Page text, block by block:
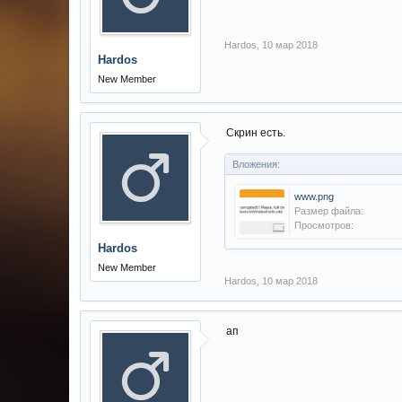
Hardos
New Member
Hardos 10 мар 2018
Hardos
New Member
Скрин есть.
Вложения:
www.png
Размер файла:
Просмотров:
Hardos 10 мар 2018
ап